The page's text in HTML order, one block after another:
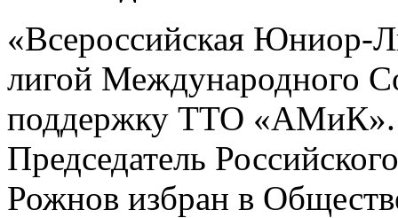
«Всероссийская Юниор-
лигой Международного
поддержку ТТО «АМиК».
Председатель
Рожнов избран в